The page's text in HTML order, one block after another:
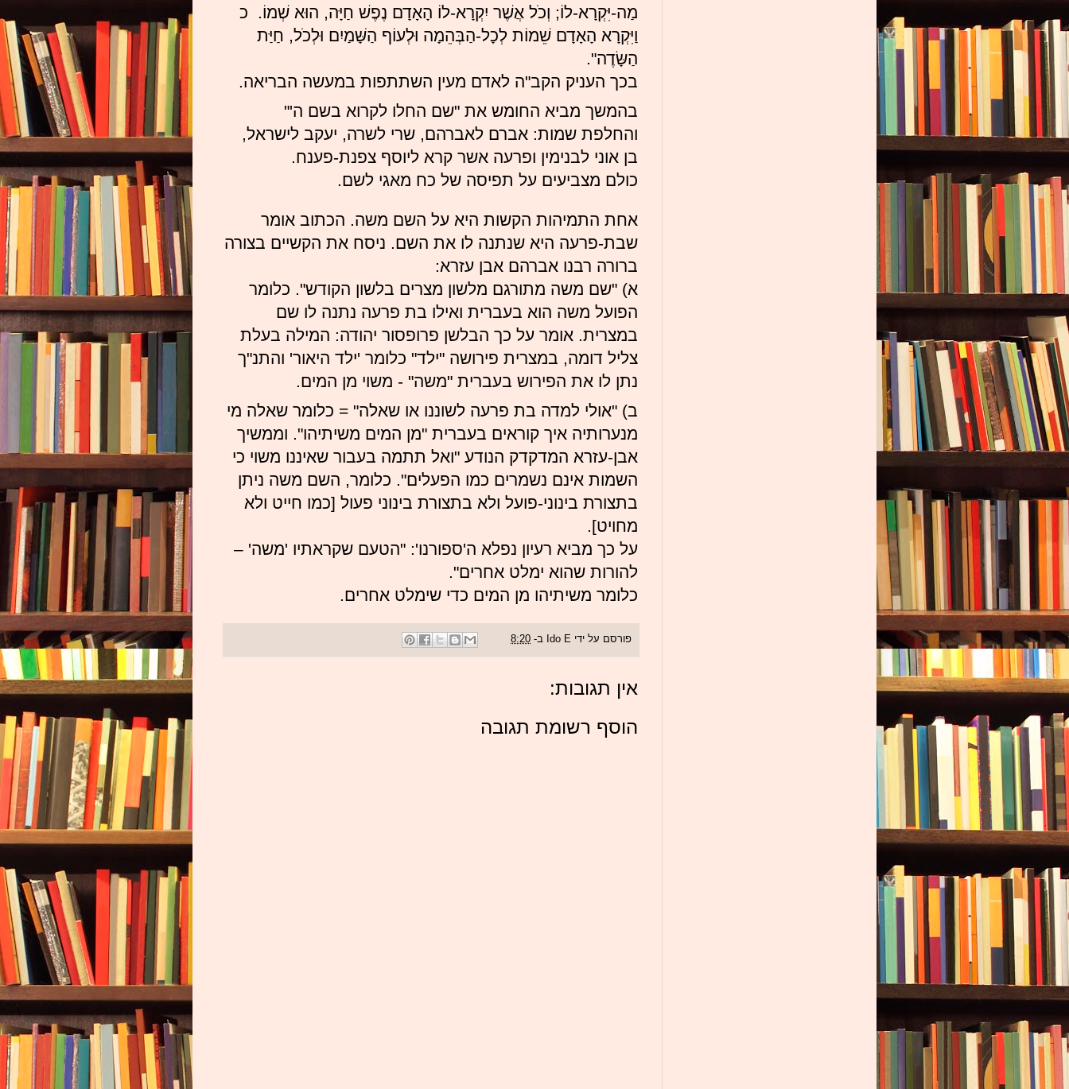
מַה-יִּקְרָא-לוֹ; וְכֹל אֲשֶׁר יִקְרָא-לוֹ הָאָדָם נֶפֶשׁ חַיָּה, הוּא שְׁמוֹ. כ
וַיִּקְרָא הָאָדָם שֵׁמוֹת לְכָל-הַבְּהֵמָה וּלְעוֹף הַשָּׁמַיִם וּלְכֹל, חַיַּת
הַשָּׂדֶה".
בכך העניק הקב"ה לאדם מעין השתתפות במעשה הבריאה.
בהמשך מביא החומש את "שם החלו לקרוא בשם ה'"
והחלפת שמות: אברם לאברהם, שרי לשרה, יעקב לישראל,
בן אוני לבנימין ופרעה אשר קרא ליוסף צפנת-פענח.
כולם מצביעים על תפיסה של כח מאגי לשם.
אחת התמיהות הקשות היא על השם משה. הכתוב אומר
שבת-פרעה היא שנתנה לו את השם. ניסח את הקשיים בצורה
ברורה רבנו אברהם אבן עזרא:
א) "שם משה מתורגם מלשון מצרים בלשון הקודש". כלומר
הפועל משה הוא בעברית ואילו בת פרעה נתנה לו שם
במצרית. אומר על כך הבלשן פרופסור יהודה: המילה בעלת
צליל דומה, במצרית פירושה "ילד" כלומר 'ילד היאור' והתנ"ך
נתן לו את הפירוש בעברית "משה" - משוי מן המים.
ב) "אולי למדה בת פרעה לשוננו או שאלה" = כלומר שאלה מי
מנערותיה איך קוראים בעברית "מן המים משיתיהו". וממשיך
אבן-עזרא המדקדק הנודע "ואל תתמה בעבור שאיננו משוי כי
השמות אינם נשמרים כמו הפעלים". כלומר, השם משה ניתן
בתצורת בינוני-פועל ולא בתצורת בינוני פעול [כמו חייט ולא
מחויט].
על כך מביא רעיון נפלא ה'ספורנו': "הטעם שקראתיו 'משה' –
להורות שהוא ימלט אחרים".
כלומר משיתיהו מן המים כדי שימלט אחרים.
פורסם על ידי Ido E ב- 8:20
אין תגובות:
הוסף רשומת תגובה